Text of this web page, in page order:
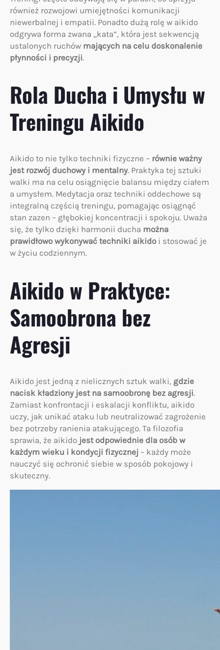
również rozwojowi umiejętności komunikacji
niewerbalnej i empatii. Ponadto dużą rolę w aikido
odgrywa forma zwana „kata”, która jest sekwencją
ustalonych ruchów mających na celu doskonalenie
płynności i precyzji.
Rola Ducha i Umysłu w
Treningu Aikido
Aikido to nie tylko techniki fizyczne – równie ważny
jest rozwój duchowy i mentalny. Praktyka tej sztuki
walki ma na celu osiągnięcie balansu między ciałem
a umysłem. Medytacja oraz techniki oddechowe są
integralną częścią treningu, pomagając osiągnąć
stan zazen – głębokiej koncentracji i spokoju. Uważa
się, że tylko dzięki harmonii ducha można
prawidłowo wykonywać techniki aikido i stosować je
w życiu codziennym.
Aikido w Praktyce:
Samoobrona bez
Agresji
Aikido jest jedną z nielicznych sztuk walki, gdzie
nacisk kładziony jest na samoobronę bez agresji.
Zamiast konfrontacji i eskalacji konfliktu, aikido
uczy, jak unikać ataku lub neutralizować zagrożenie
bez potrzeby ranienia atakującego. Ta filozofia
sprawia, że aikido jest odpowiednie dla osób w
każdym wieku i kondycji fizycznej – każdy może
nauczyć się ochronić siebie w sposób pokojowy i
skuteczny.